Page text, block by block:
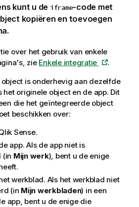
kunt u de iframe-code met
kopiëren en toevoegen
over het gebruik van enkele
zie Enkele integratie
.
is onderhevig aan dezelfde
originele object en de app. Dit
die het geïntegreerde object
beschikken over:
Sense.
app. Als de app niet is
(in Mijn werk), bent u de enige
werkblad. Als het werkblad niet
(in Mijn werkbladen) in een
app, bent u de enige die